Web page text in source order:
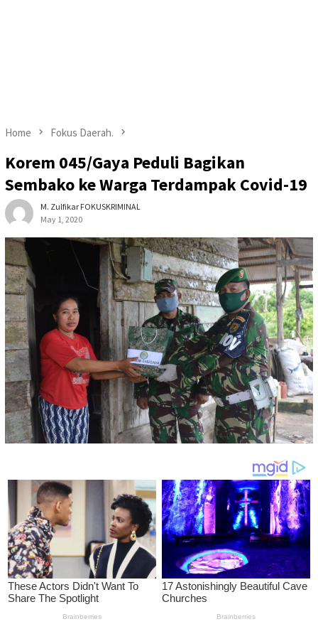
Home Fokus Daerah.
Korem 045/Gaya Peduli Bagikan
Sembako ke Warga Terdampak Covid-19
M. Zulfikar FOKUSKRIMINAL
May 1, 2020